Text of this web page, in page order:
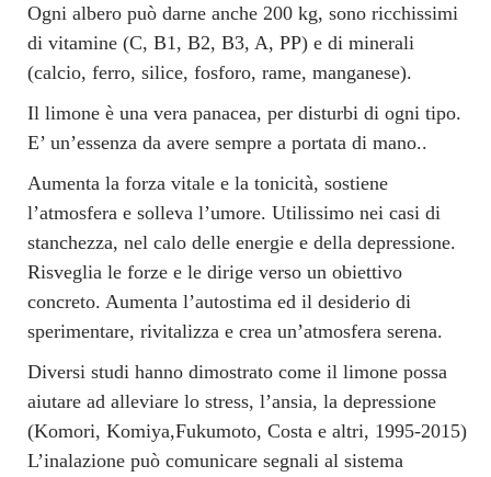
Ogni albero può darne anche 200 kg, sono ricchissimi
di vitamine (C, B1, B2, B3, A, PP) e di minerali
(calcio, ferro, silice, fosforo, rame, manganese).
Il limone è una vera panacea, per disturbi di ogni tipo.
E’ un’essenza da avere sempre a portata di mano..
Aumenta la forza vitale e la tonicità, sostiene
l’atmosfera e solleva l’umore. Utilissimo nei casi di
stanchezza, nel calo delle energie e della depressione.
Risveglia le forze e le dirige verso un obiettivo
concreto. Aumenta l’autostima ed il desiderio di
sperimentare, rivitalizza e crea un’atmosfera serena.
Diversi studi hanno dimostrato come il limone possa
aiutare ad alleviare lo stress, l’ansia, la depressione
(Komori, Komiya,Fukumoto, Costa e altri, 1995-2015)
L’inalazione può comunicare segnali al sistema